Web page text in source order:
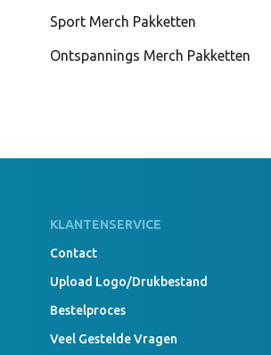
Sport Merch Pakketten
Ontspannings Merch Pakketten
KLANTENSERVICE
Contact
Upload Logo/drukbestand
Bestelproces
Veel Gestelde Vragen